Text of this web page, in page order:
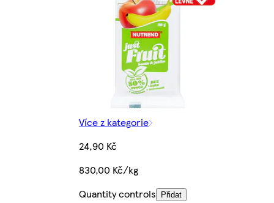
Více z kategorie
24,90 Kč
830,00 Kč/kg
Quantity controls
Přidat